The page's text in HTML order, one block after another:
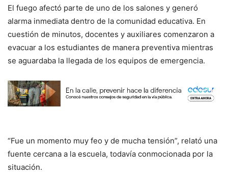
El fuego afectó parte de uno de los salones y generó
alarma inmediata dentro de la comunidad educativa. En
cuestión de minutos, docentes y auxiliares comenzaron a
evacuar a los estudiantes de manera preventiva mientras
se aguardaba la llegada de los equipos de emergencia.
“Fue un momento muy feo y de mucha tensión”, relató una
fuente cercana a la escuela, todavía conmocionada por la
situación.